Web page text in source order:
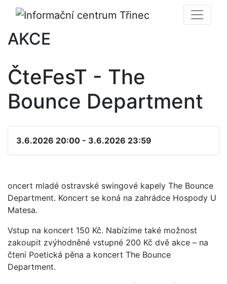
AKCE
ČteFesT - The
Bounce Department
3.6.2026 20:00 - 3.6.2026 23:59
oncert mladé ostravské swingové kapely The Bounce
Department. Koncert se koná na zahrádce Hospody U
Matesa.
Vstup na koncert 150 Kč. Nabízíme také možnost
zakoupit zvýhodněné vstupné 200 Kč dvě akce – na
čtení Poetická pěna a koncert The Bounce
Department.